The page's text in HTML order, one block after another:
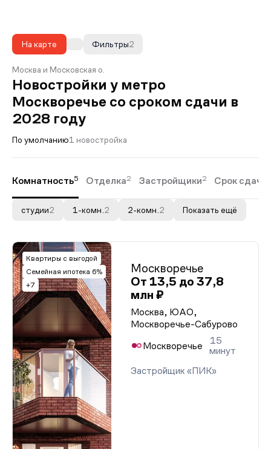
На карте 2
Фильтры
Москва и Московская о.
Новостройки у метро
Москворечье со сроком сдачи в
2028 году
По умолчанию1 новостройка
Комнатность5 Отделка2 Застройщики2 Срок сдачи
студии2 1-комн. 2 2-комн. 2 Показать ещё
Квартиры с выгодой
Семейная ипотека 6%
+7
Москворечье
От 13,5 до 37,8
млн ₽
Москва, ЮАО,
Москворечье-Сабурово
Москворечье
15
минут
Застройщик «ПИК»